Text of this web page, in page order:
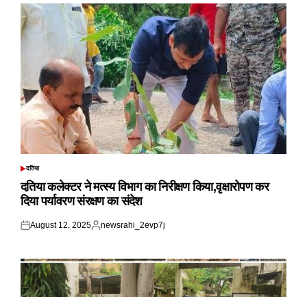
POSTED
दतिया
दतिया कलेक्टर ने मत्स्य विभाग का निरीक्षण किया,वृक्षारोपण कर
दिया पर्यावरण संरक्षण का संदेश
Posted
August 12, 2025
Posted
newsrahi_2evp7j